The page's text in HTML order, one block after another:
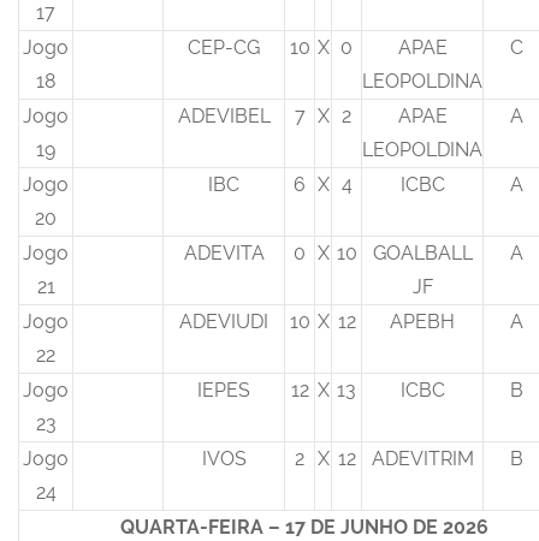
17
Jogo
18
CEP-CG 10 X 0
APAE
LEOPOLDINA
C
Jogo
19
ADEVIBEL 7 X 2
APAE
LEOPOLDINA
A
Jogo
20
IBC 6 X 4 ICBC A
Jogo
21
ADEVITA 0 X 10
GOALBALL
JF
A
Jogo
22
ADEVIUDI 10 X 12 APEBH A
Jogo
23
IEPES 12 X 13 ICBC B
Jogo
24
IVOS 2 X 12 ADEVITRIM B
QUARTA-FEIRA – 17 DE JUNHO DE 2026